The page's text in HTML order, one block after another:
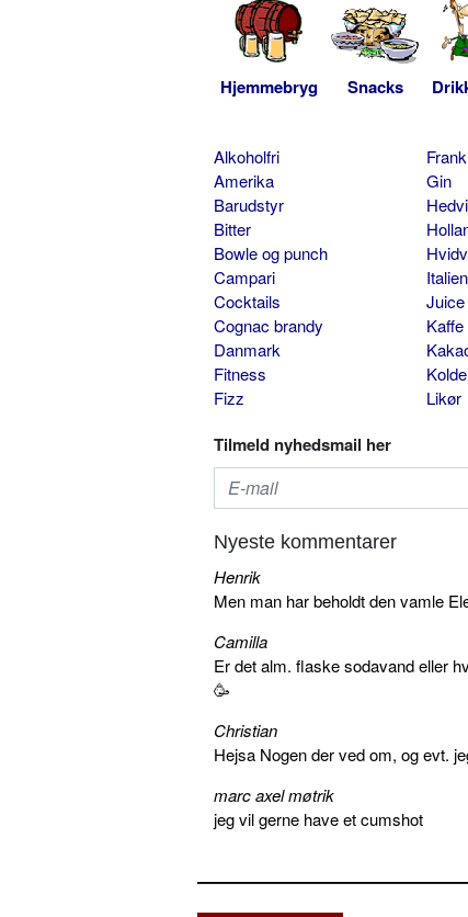
Hjemmebryg Snacks
Alkoholfri
Amerika
Barudstyr
Bitter
Bowle og punch
Campari
Cocktails
Cognac brandy
Danmark
Fitness
Fizz
Gin
Italien
Kaffe
Likør
Tilmeld nyhedsmail her
Nyeste kommentarer
Henrik
Men man har beholdt den vamle
Camilla
Er det alm. flaske sodavand eller
🥳
Christian
Hejsa Nogen der ved om, og evt.
marc axel møtrik
jeg vil gerne have et cumshot